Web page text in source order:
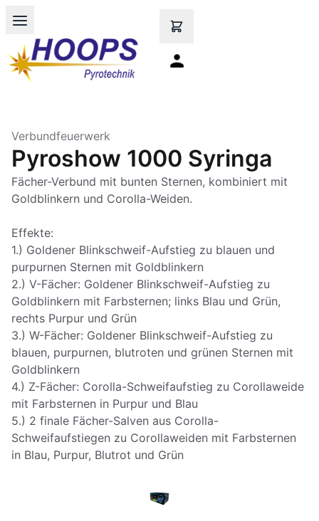
Open main menu
Verbundfeuerwerk
Pyroshow 1000 Syringa
Fächer-Verbund mit bunten Sternen, kombiniert mit
Goldblinkern und Corolla-Weiden.
Effekte:
1.) Goldener Blinkschweif-Aufstieg zu blauen und
purpurnen Sternen mit Goldblinkern
2.) V-Fächer: Goldener Blinkschweif-Aufstieg zu
Goldblinkern mit Farbsternen; links Blau und Grün,
rechts Purpur und Grün
3.) W-Fächer: Goldener Blinkschweif-Aufstieg zu
blauen, purpurnen, blutroten und grünen Sternen mit
Goldblinkern
4.) Z-Fächer: Corolla-Schweifaufstieg zu Corollaweide
mit Farbsternen in Purpur und Blau
5.) 2 finale Fächer-Salven aus Corolla-
Schweifaufstiegen zu Corollaweiden mit Farbsternen
in Blau, Purpur, Blutrot und Grün